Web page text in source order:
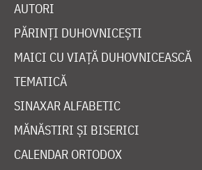
AUTORI
PĂRINȚI DUHOVNICEȘTI
MAICI CU VIAȚĂ DUHOVNICEASCĂ
TEMATICĂ
SINAXAR ALFABETIC
MĂNĂSTIRI ȘI BISERICI
CALENDAR ORTODOX